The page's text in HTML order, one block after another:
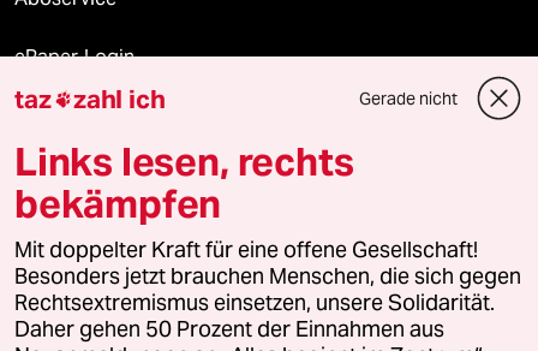
ePaper Login
Downloads für Abonnierende
© 2026 taz Verlags und Vertriebs GmbH
Alle Rechte vorbehalten. Bei rechtlichen Fragen oder für Genehmigungen
wenden Sie sich bitte an
lizenzen@taz.de
Feedback Redaktionsstatut Kommune-Richtlinien
taz zahl ich Gerade nicht
Links lesen, rechts
bekämpfen
Mit doppelter Kraft für eine offene Gesellschaft!
Besonders jetzt brauchen Menschen, die sich gegen
Rechtsextremismus einsetzen, unsere Solidarität.
Daher gehen 50 Prozent der Einnahmen aus